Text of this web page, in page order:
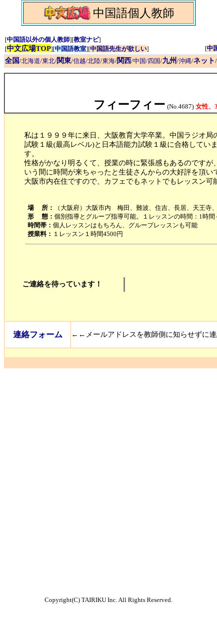
中国語個人教師
[中国語以外の個人教師][教室ナビ]
[中文広場TOP][中国語教室][中国語先生が欲しい] [中
全国/北海道/東北/関東/信越/北陸/東海/関西/中国/四国/九州/沖縄/ネット
フィーフィー (No.4687) 女性、
私は１９９９年に来日、大阪教育大学卒業。中国ラジオ
試験１級(最高レベル)と日本語能力試験１級に合格してい
す。
性格がかなり明るくて、授業の時に緊張感もあるのです
いう間に時間が来ちゃったと生徒さんからの大好評を頂い
大阪市内在住ですので、カフェでもネットでもレッスン可
場 所：
（大阪府）大阪市内 梅田、難波、住吉、長居、天王寺
形 態： 個別指導とグループ指導可能。１レッスンの時間：1時間
時間帯： 個人レッスンはもちろん、グループレッスンも可能
授業料： １レッスン１時間4500円
ご連絡を待っています！
連絡フォーム ←←メールアドレスを教師側に知らせずに
Copyright(C) TAIRIKU Inc. All Rights Reserved.